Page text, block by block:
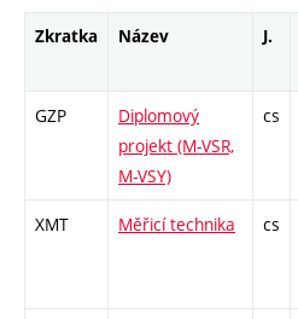
Zkratka Název J.
GZP
Diplomový
projekt (M-VSR,
M-VSY)
cs
XMT Měřicí technika cs